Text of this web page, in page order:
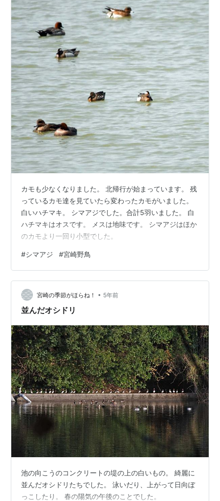
カモも少なくなりました。 北帰行が始まっています。 残
っているカモ達を見ていたら変わったカモがいました。
白いハチマキ。 シマアジでした。合計5羽いました。 白
ハチマキはオスです。 メスは地味です。 シマアジはほか
のカモより一回り小型でした。
#シマアジ #宮崎野鳥
宮崎の季節がほらね！ • 5年前
並んだオシドリ
池の向こうのコンクリートの堤の上の白いもの。 綺麗に
並んだオシドリたちでした。 泳いだり、上がって日向ぼ
っこしたり。 春の陽気の午後のことでした。